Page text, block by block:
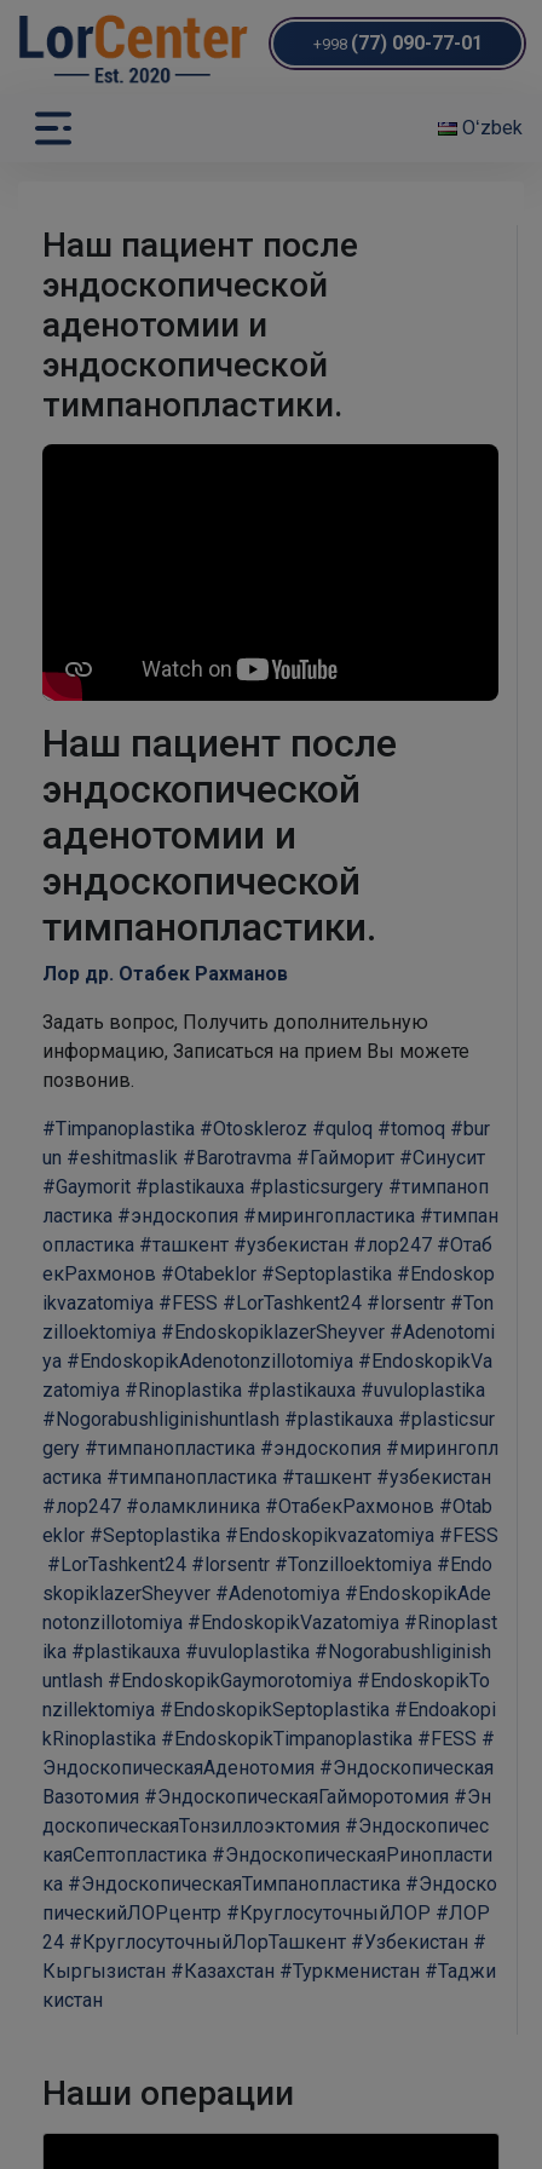
+998 (77) 090-77-01
Oʻzbek
Наш пациент после
эндоскопической
аденотомии и
эндоскопической
тимпанопластики.
Наш пациент после
эндоскопической
аденотомии и
эндоскопической
тимпанопластики.
Лор др. Отабек Рахманов
Задать вопрос, Получить дополнительную
информацию, Записаться на прием Вы можете
позвонив.
#Timpanoplastika #Otoskleroz #quloq #tomoq #bur
un #eshitmaslik #Barotravma #Гайморит #Синусит
#Gaymorit #plastikauxa #plasticsurgery #тимпаноп
ластика #эндоскопия #мирингопластика #тимпан
опластика #ташкент #узбекистан #лор247 #Отаб
екРахмонов #Otabeklor #Septoplastika #Endoskop
ikvazatomiya #FESS #LorTashkent24 #lorsentr #Ton
zilloektomiya #EndoskopiklazerSheyver #Adenotomi
ya #EndoskopikAdenotonzillotomiya #EndoskopikVa
zatomiya #Rinoplastika #plastikauxa #uvuloplastika
#Nogorabushliginishuntlash #plastikauxa #plasticsur
gery #тимпанопластика #эндоскопия #мирингопл
астика #тимпанопластика #ташкент #узбекистан
#лор247 #оламклиника #ОтабекРахмонов #Otab
eklor #Septoplastika #Endoskopikvazatomiya #FESS
#LorTashkent24 #lorsentr #Tonzilloektomiya #Endo
skopiklazerSheyver #Adenotomiya #EndoskopikAde
notonzillotomiya #EndoskopikVazatomiya #Rinoplast
ika #plastikauxa #uvuloplastika #Nogorabushliginish
untlash #EndoskopikGaymorotomiya #EndoskopikTo
nzillektomiya #EndoskopikSeptoplastika #Endoakopi
kRinoplastika #EndoskopikTimpanoplastika #FESS #
ЭндоскопическаяАденотомия #Эндоскопическая
Вазотомия #ЭндоскопическаяГайморотомия #Эн
доскопическаяТонзиллоэктомия #Эндоскопичес
каяСептопластика #ЭндоскопическаяРинопласти
ка #ЭндоскопическаяТимпанопластика #Эндоско
пическийЛОРцентр #КруглосуточныйЛОР #ЛОР
24 #КруглосуточныйЛорТашкент #Узбекистан #
Кыргызистан #Казахстан #Туркменистан #Таджи
кистан
Наши операции